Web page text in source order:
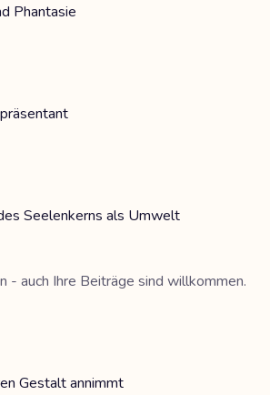
Phantasie
Seelenkerns als Umwelt
- auch Ihre Beiträge sind willkommen.
Gestalt annimmt